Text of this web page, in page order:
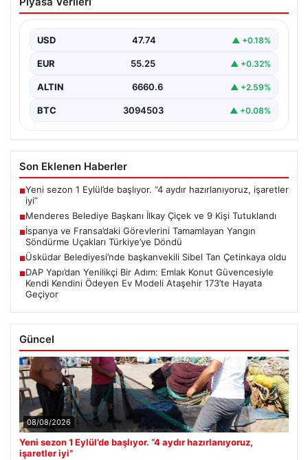
ve 9 Kişi Tutuklandı
Çiçek'in de aralarında bulunduğu isimlere yönelik
yürütülen kapsamlı…
USD 47.74 ▲ +0.18%
EUR 55.25 ▲ +0.32%
ALTIN 6660.6 ▲ +2.59%
BTC 3094503 ▲ +0.08%
Son Eklenen Haberler
■Yeni sezon 1 Eylül’de başlıyor. “4 aydır hazırlanıyoruz, işaretler
iyi”
■Menderes Belediye Başkanı İlkay Çiçek ve 9 Kişi Tutuklandı
■İspanya ve Fransa’daki Görevlerini Tamamlayan Yangın
Söndürme Uçakları Türkiye’ye Döndü
■Üsküdar Belediyesi’nde başkanvekili Sibel Tan Çetinkaya oldu
■DAP Yapı’dan Yenilikçi Bir Adım: Emlak Konut Güvencesiyle
Kendi Kendini Ödeyen Ev Modeli Ataşehir 173’te Hayata
Geçiyor
Güncel
08/08/2026
Yeni sezon 1 Eylül’de başlıyor. “4 aydır hazırlanıyoruz,
işaretler iyi”